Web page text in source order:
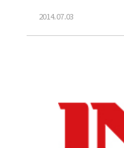
2014.07.03